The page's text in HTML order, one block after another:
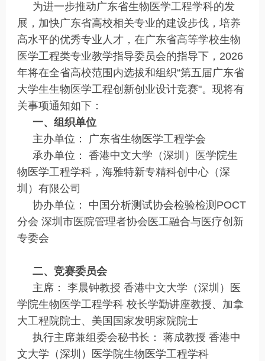
为进一步推动广东省生物医学工程学科的发
展，加快广东省高校相关专业的建设步伐，培养
高水平的优秀专业人才，在广东省高等学校生物
医学工程类专业教学指导委员会的指导下，2026
年将在全省高校范围内选拔和组织“第五届广东省
大学生生物医学工程创新创业设计竞赛"。现将有
关事项通知如下：
一、组织单位
主办单位： 广东省生物医学工程学会
承办单位： 香港中文大学（深圳）医学院生
物医学工程学科，海雅特新专精科创中心（深
圳）有限公司
协办单位： 中国分析测试协会检验检测POCT
分会 深圳市医院管理者协会医工融合与医疗创新
专委会
二、竞赛委员会
主席： 李晨钟教授 香港中文大学（深圳）医
学院生物医学工程学科 校长学勤讲座教授、加拿
大工程院院士、美国国家发明家院院士
执行主席兼组委会秘书长： 蒋成教授 香港中
文大学（深圳）医学院生物医学工程学科